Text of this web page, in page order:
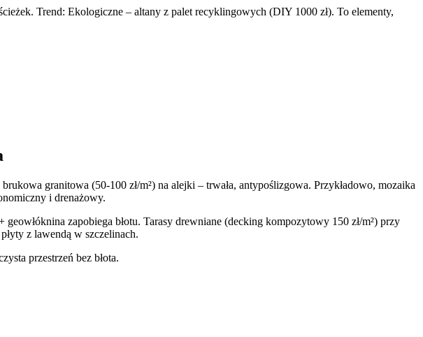
Trend: Ekologiczne – altany z palet recyklingowych (DIY 1000 zł). To elementy,
granitowa (50-100 zł/m²) na alejki – trwała, antypoślizgowa. Przykładowo, mozaika
i drenażowy.
zapobiega błotu. Tarasy drewniane (decking kompozytowy 150 zł/m²) przy
z lawendą w szczelinach.
przestrzeń bez błota.